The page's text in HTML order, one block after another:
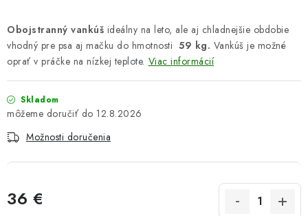
Obojstranný vankúš ideálny na leto, ale aj chladnejšie obdobie
vhodný pre psa aj mačku do hmotnosti 59 kg. Vankúš je možné
oprať v práčke na nízkej teplote. Viac informácií
Skladom
12.8.2026
Možnosti doručenia
36 €